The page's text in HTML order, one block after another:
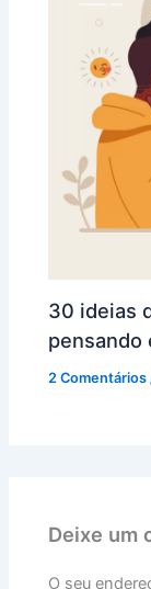
30 ideias
pensando
2 Comentários
Deixe um
O seu